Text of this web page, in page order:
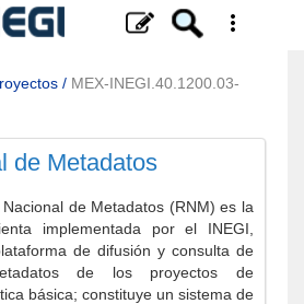
/ MEX-INEGI.40.1200.03-
de Metadatos
de Metadatos (RNM) es la
implementada por el INEGI,
de difusión y consulta de
de los proyectos de
básica; constituye un sistema de